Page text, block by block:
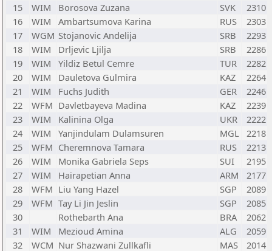
15
WIM Borosova Zuzana SVK
2310
16
WIM Ambartsumova Karina RUS
2303
17
WGM Stojanovic Andelija SRB
2293
18
WIM Drljevic Ljilja SRB
2286
19
WIM Yildiz Betul Cemre TUR
2282
20
WIM Dauletova Gulmira KAZ
2264
21
WIM Fuchs Judith GER
2246
22
WFM Davletbayeva Madina KAZ
2239
23
WIM Kalinina Olga UKR
2222
24
WIM Yanjindulam Dulamsuren MGL 2218
25
WFM Cheremnova Tamara RUS
2213
26
WIM Monika Gabriela Seps SUI
2195
27
WIM Hairapetian Anna ARM
2177
28
WFM Liu Yang Hazel SGP
2089
29
WFM Tay Li Jin Jeslin SGP
2085
30
Rothebarth Ana BRA
2062
31
WIM Mezioud Amina ALG
2059
32
WCM Nur Shazwani Zullkafli MAS
2014